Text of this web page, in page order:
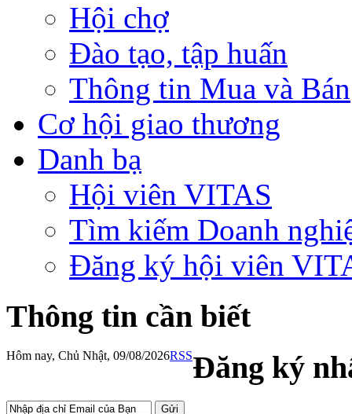
Hội chợ
Đào tạo, tập huấn
Thông tin Mua và Bán
Cơ hội giao thương
Danh bạ
Hội viên VITAS
Tìm kiếm Doanh
Đăng ký hội viên
Thông tin cần biết
Hôm nay, Chủ Nhật, 09/08/2026RSSĐăng ký